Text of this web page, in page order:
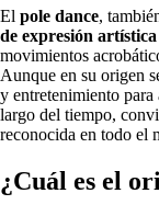
El pole dance,
de expresión
movimientos
Aunque en su origen
y entretenimiento
largo del tiempo,
reconocida en todo el
¿Cuál es el